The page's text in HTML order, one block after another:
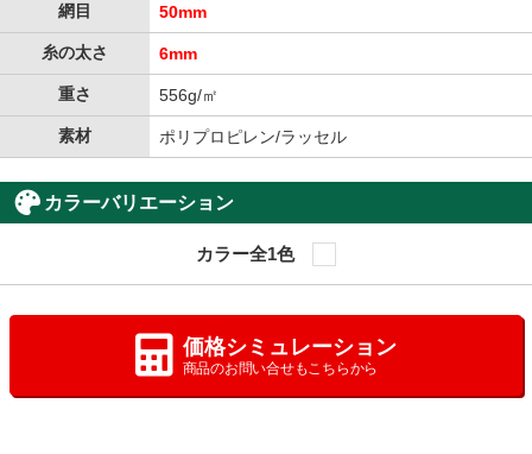
網目 50mm
糸の太さ 6mm
重さ 556g/㎡
素材 ポリプロピレン/ラッセル
カラーバリエーション
カラー全1色
価格シミュレーション
商品のお問い合せもこちらから